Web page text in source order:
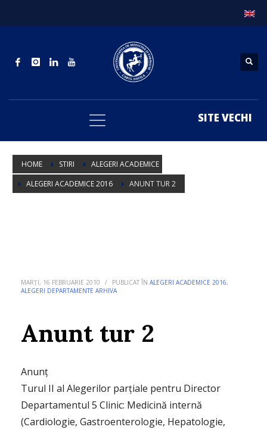
SITE VECHI
HOME STIRI
ALEGERI ACADEMICE
ALEGERI ACADEMICE 2016
ANUNT TUR 2
MARȚI, 16 FEBRUARIE 2010 / PUBLICAT ÎN ALEGERI ACADEMICE 2016,
ALEGERI DEPARTAMENTE ARHIVA
Anunt tur 2
Anunț
Turul II al Alegerilor parțiale pentru Director
Departamentul 5 Clinic: Medicină internă
(Cardiologie, Gastroenterologie, Hepatologie,